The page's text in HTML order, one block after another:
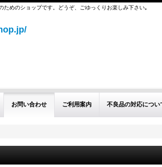
めのショップです。どうぞ、ごゆっくりお楽しみ下さい｡
お問い合わせ ご利用案内 不良品の対応につい